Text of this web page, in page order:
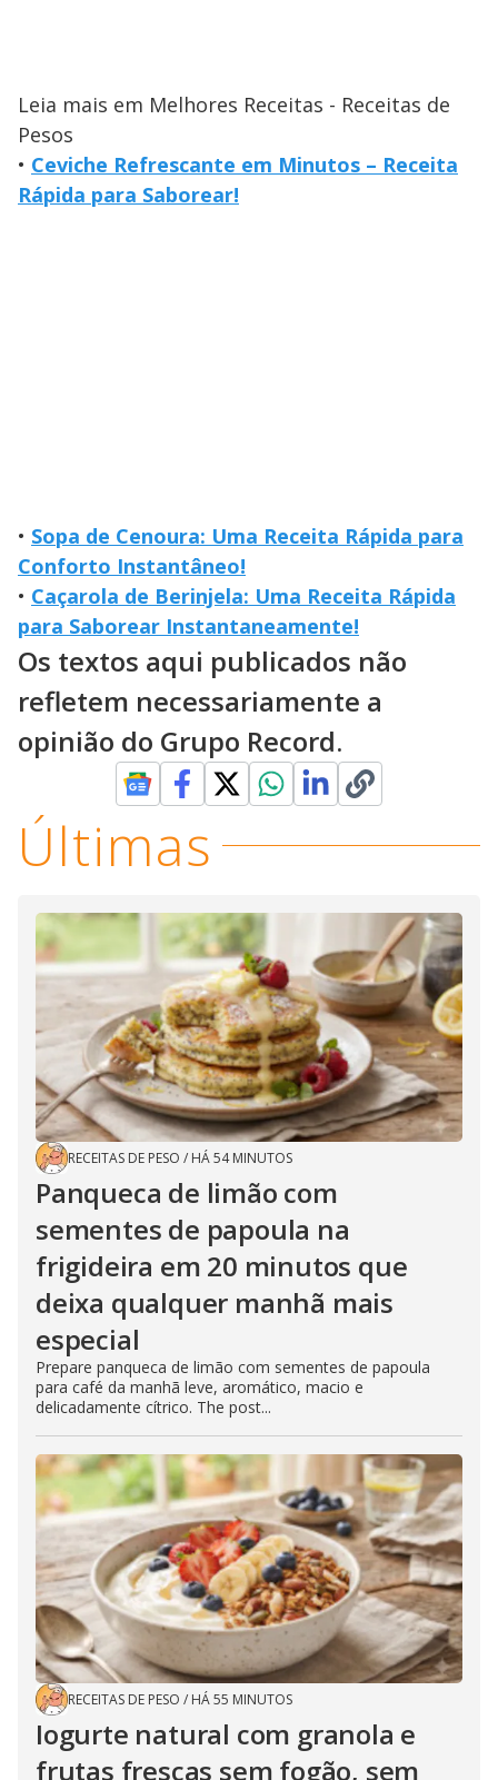
Leia mais em Melhores Receitas - Receitas de
Pesos
• Ceviche Refrescante em Minutos – Receita
Rápida para Saborear!
• Sopa de Cenoura: Uma Receita Rápida para
Conforto Instantâneo!
• Caçarola de Berinjela: Uma Receita Rápida
para Saborear Instantaneamente!
Os textos aqui publicados não
refletem necessariamente a
opinião do Grupo Record.
Últimas
RECEITAS DE PESO / HÁ 54 MINUTOS
Panqueca de limão com
sementes de papoula na
frigideira em 20 minutos que
deixa qualquer manhã mais
especial
Prepare panqueca de limão com sementes de papoula
para café da manhã leve, aromático, macio e
delicadamente cítrico. The post...
RECEITAS DE PESO / HÁ 55 MINUTOS
Iogurte natural com granola e
frutas frescas sem fogão, sem